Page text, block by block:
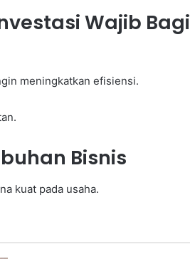
Wajib Bagi
meningkatkan efisiensi.
Bisnis
kuat pada usaha.